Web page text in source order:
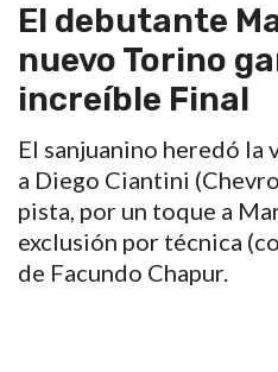
El debutante
nuevo Torino
increíble Final
El sanjuanino heredó
a Diego Ciantini
pista, por un toque a
exclusión por técnica
de Facundo Chapur.